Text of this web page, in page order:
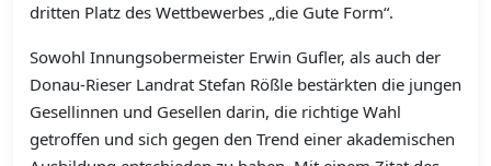
dritten Platz des Wettbewerbes „die Gute Form“.
Sowohl Innungsobermeister Erwin Gufler, als auch der
Donau-Rieser Landrat Stefan Rößle bestärkten die jungen
Gesellinnen und Gesellen darin, die richtige Wahl
getroffen und sich gegen den Trend einer akademischen